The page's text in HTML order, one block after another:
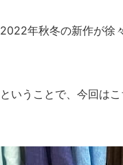
2022年秋冬の新作が徐
ということで、今回はこ